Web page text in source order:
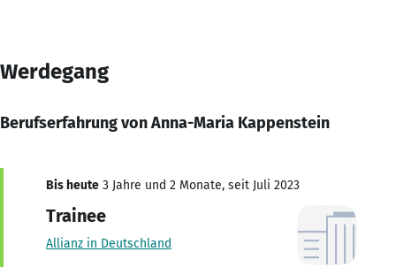
Werdegang
Berufserfahrung von Anna-Maria Kappenstein
Bis heute 3 Jahre und 2 Monate, seit Juli 2023
Trainee
Allianz in Deutschland